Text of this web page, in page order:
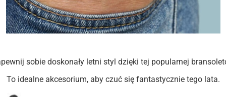
sobie doskonały letni styl dzięki tej popularnej
To idealne akcesorium, aby czuć się fantastycznie tego lata.